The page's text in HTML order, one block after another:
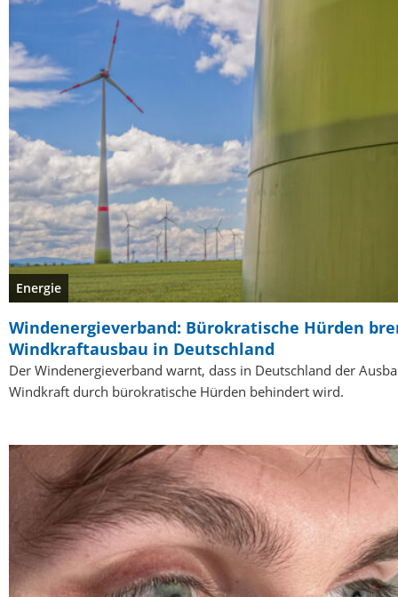
Energie
Windenergieverband: Bürokratische Hürden
Windkraftausbau in Deutschland
Der Windenergieverband warnt, dass in Deutschland der
Windkraft durch bürokratische Hürden behindert wird.